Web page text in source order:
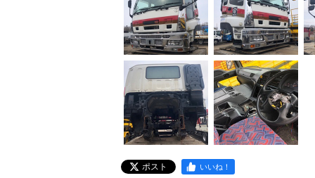
ポスト いいね！